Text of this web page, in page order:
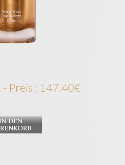
- Preis : 147.40€